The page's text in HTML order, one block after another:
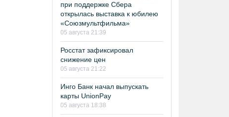
при поддержке Сбера
открылась выставка к юбилею
«Союзмультфильма»
05 августа 21:39
Росстат зафиксировал
снижение цен
05 августа 21:22
Инго Банк начал выпускать
карты UnionPay
05 августа 18:38